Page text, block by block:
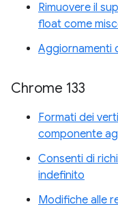
Rimuovere il
float come
Aggiornamenti
Chrome 133
Formati dei
componente
Consenti di
indefinito
Modifiche alle